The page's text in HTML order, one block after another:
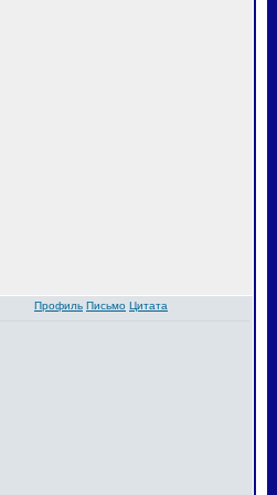
Профиль Письмо Цитата